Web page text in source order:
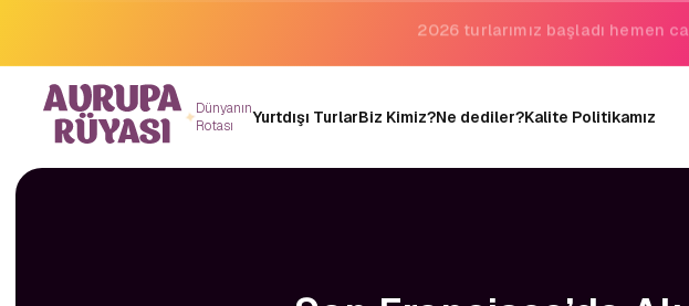
Binlerce gezginin hayali gerçek
Dünyanın
Rotası
Yurtdışı TurlarBiz Kimiz?Ne dediler?Kalite Politikamız